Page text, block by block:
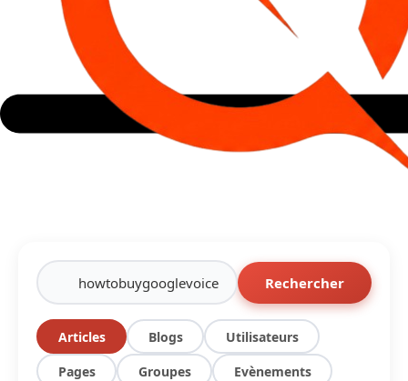
Rechercher
Articles Blogs
Utilisateurs
Pages
Groupes Evènements